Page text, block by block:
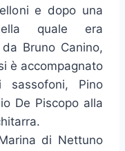
e dopo una
quale era
Bruno Canino,
è accompagnato
sassofoni, Pino
De Piscopo alla
di Nettuno